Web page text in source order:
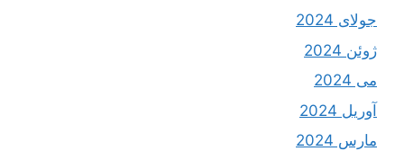
جولای 2024
ژوئن 2024
می 2024
آوریل 2024
مارس 2024